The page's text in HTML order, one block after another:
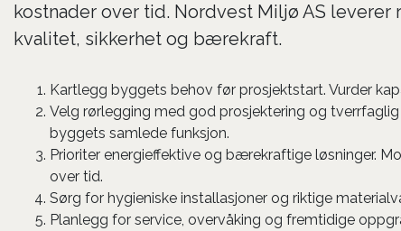
kostnader over tid. Nordvest Miljø AS
kvalitet, sikkerhet og bærekraft.
Kartlegg byggets behov før prosjektstart. Vurder
Velg rørlegging med god prosjektering og
byggets samlede funksjon.
Prioriter energieffektive og bærekraftige løsninger.
over tid.
Sørg for hygieniske installasjoner og riktige
Planlegg for service, overvåking og fremtidige